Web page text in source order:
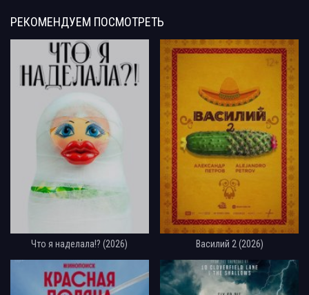
РЕКОМЕНДУЕМ ПОСМОТРЕТЬ
Что я наделала!? (2026) Василий 2 (2026)